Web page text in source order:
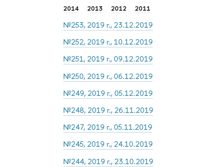
2014
2013 2012 2011
№253, 2019 г., 23.12.2019
№252, 2019 г., 10.12.2019
№251, 2019 г., 09.12.2019
№250, 2019 г., 06.12.2019
№249, 2019 г., 05.12.2019
№248, 2019 г., 26.11.2019
№247, 2019 г., 05.11.2019
№245, 2019 г., 24.10.2019
№244, 2019 г., 23.10.2019